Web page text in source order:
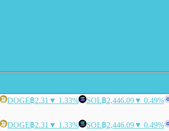
DOGE฿2.31 ▼ 1.33% SOL฿2,446.09▼ 0.49%
DOGE฿2.31 ▼ 1.33% SOL฿2,446.09▼ 0.49%